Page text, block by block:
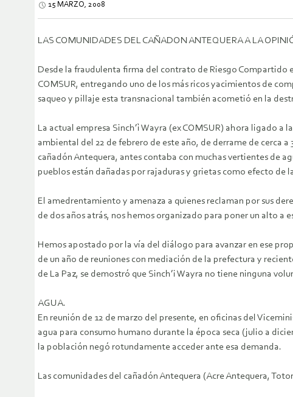
15 MARZO, 2008
LAS COMUNIDADES DEL CAÑADON ANTEQUERA A LA
Desde la fraudulenta firma del contrato de Riesgo Compartido
COMSUR, entregando uno de los más ricos yacimientos de
saqueo y pillaje esta transnacional también acometió en la
La actual empresa Sinch’ì Wayra (ex COMSUR) ahora ligado
ambiental del 22 de febrero de este año, de derrame de cerca
cañadón Antequera, antes contaba con muchas vertientes de
pueblos están dañadas por rajaduras y grietas como efecto de
El amedrentamiento y amenaza a quienes reclaman por sus
de dos años atrás, nos hemos organizado para poner un alto
Hemos apostado por la vía del diálogo para avanzar en ese
de un año de reuniones con mediación de la prefectura y
de La Paz, se demostró que Sinch’i Wayra no tiene ninguna
AGUA.
En reunión de 12 de marzo del presente, en oficinas del
agua para consumo humano durante la época seca (julio a
la población negó rotundamente acceder ante esa demanda.
Las comunidades del cañadón Antequera (Acre Antequera,